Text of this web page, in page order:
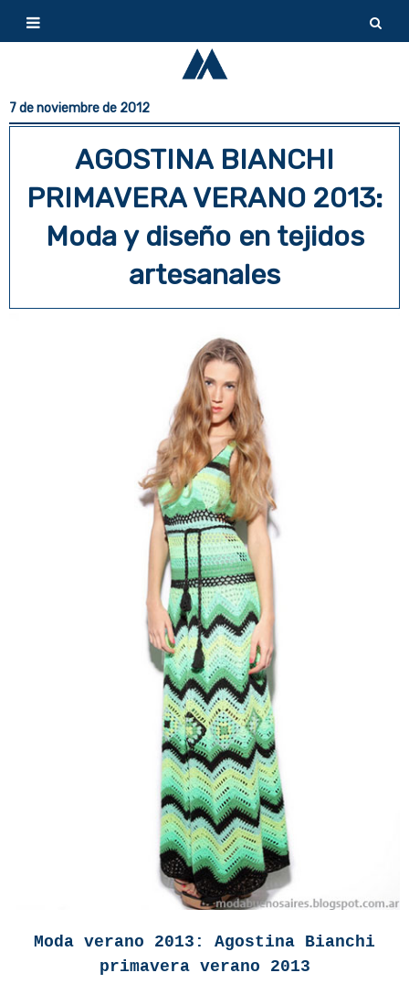
7 de noviembre de 2012
AGOSTINA BIANCHI
PRIMAVERA VERANO 2013:
Moda y diseño en tejidos
artesanales
Moda verano 2013: Agostina Bianchi
primavera verano 2013